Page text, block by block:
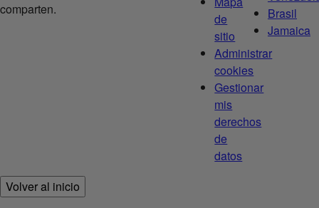
comparten.
de
sitio
Administrar
cookies
Gestionar
mis
derechos
de
datos
Brasil
Jamaica
Volver al inicio